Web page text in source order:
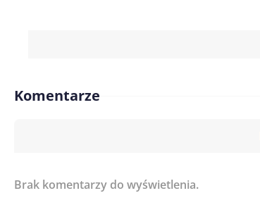
Komentarze
Imię/ Nick*
Brak komentarzy do wyświetlenia.